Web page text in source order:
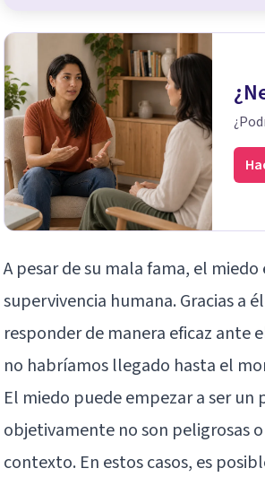
A pesar de su mala fama, el
supervivencia humana. Gracias a
responder de manera eficaz ante
no habríamos llegado hasta el
El miedo puede empezar a ser
objetivamente no son peligrosas
contexto. En estos casos, es